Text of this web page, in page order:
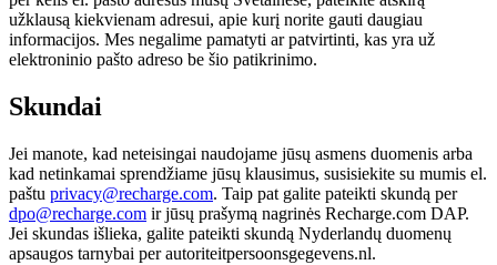
užklausą kiekvienam adresui, apie kurį norite gauti daugiau
informacijos. Mes negalime pamatyti ar patvirtinti, kas yra už
elektroninio pašto adreso be šio patikrinimo.
Skundai
Jei manote, kad neteisingai naudojame jūsų asmens duomenis arba
kad netinkamai sprendžiame jūsų klausimus, susisiekite su mumis el.
paštu privacy@recharge.com. Taip pat galite pateikti skundą per
dpo@recharge.com ir jūsų prašymą nagrinės Recharge.com DAP.
Jei skundas išlieka, galite pateikti skundą Nyderlandų duomenų
apsaugos tarnybai per autoriteitpersoonsgegevens.nl.